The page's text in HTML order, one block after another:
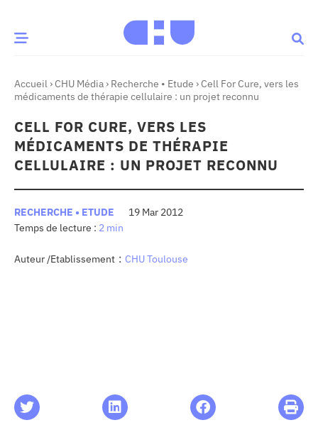
MOMENT
Innovation
& patrimoine Patient
nous
ce qu’un CHU ?
Accueil › CHU Média › Recherche • Etude › Cell For Cure, vers les
médicaments de thérapie cellulaire : un projet reconnu
CELL FOR CURE, VERS LES
MÉDICAMENTS DE THÉRAPIE
CELLULAIRE : UN PROJET RECONNU
RECHERCHE • ETUDE
19 Mar 2012
2 min
Auteur /Etablissement : CHU Toulouse